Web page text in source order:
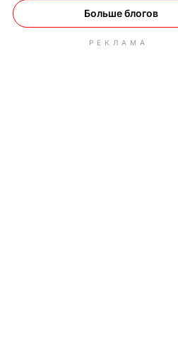
Больше блогов
РЕКЛАМА